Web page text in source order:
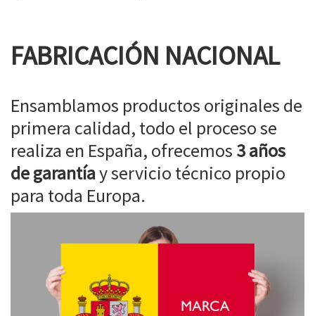
FABRICACIÓN NACIONAL
Ensamblamos productos originales de
primera calidad, todo el proceso se
realiza en España, ofrecemos 3 años
de garantíay servicio técnico propio
para toda Europa.